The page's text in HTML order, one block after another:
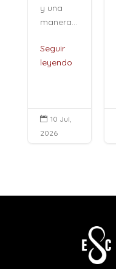
y una
manera...
Seguir
leyendo
 10 Jul,
2026